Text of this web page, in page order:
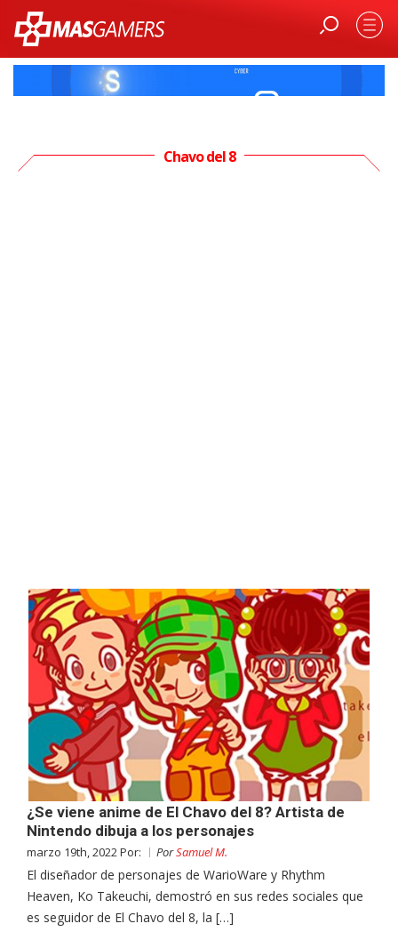
Chavo del 8
¿Se viene anime de El Chavo del 8? Artista de
Nintendo dibuja a los personajes
marzo 19th, 2022 Por: PorSamuel M.
El diseñador de personajes de WarioWare y Rhythm
Heaven, Ko Takeuchi, demostró en sus redes sociales que
es seguidor de El Chavo del 8, la […]